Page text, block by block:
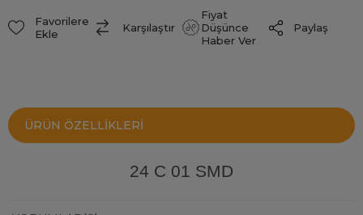
Favorilere
Ekle
Karşılaştır
Fiyat
Düşünce
Haber Ver
Paylaş
ÜRÜN ÖZELLIKLERI
24 C 01 SMD